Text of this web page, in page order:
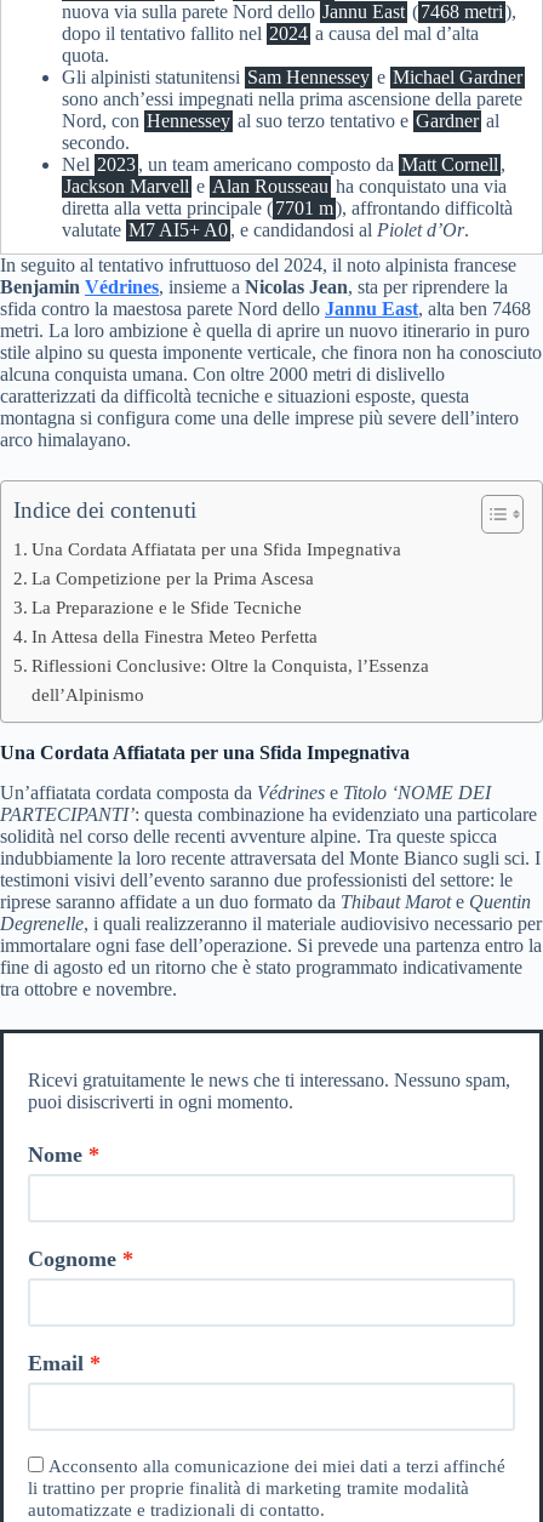
nuova via sulla parete Nord dello Jannu East (7468 metri),
dopo il tentativo fallito nel 2024 a causa del mal d’alta
quota.
Gli alpinisti statunitensi Sam Hennessey e Michael Gardner
sono anch’essi impegnati nella prima ascensione della parete
Nord, con Hennessey al suo terzo tentativo e Gardner al
secondo.
Nel 2023, un team americano composto da Matt Cornell ,
Jackson Marvell e Alan Rousseau ha conquistato una via
diretta alla vetta principale (7701 m), affrontando difficoltà
valutate M7 AI5+ A0, e candidandosi al Piolet d’Or.
In seguito al tentativo infruttuoso del 2024, il noto alpinista francese
Benjamin Védrines, insieme a Nicolas Jean, sta per riprendere la
sfida contro la maestosa parete Nord dello Jannu East, alta ben 7468
metri. La loro ambizione è quella di aprire un nuovo itinerario in puro
stile alpino su questa imponente verticale, che finora non ha conosciuto
alcuna conquista umana. Con oltre 2000 metri di dislivello
caratterizzati da difficoltà tecniche e situazioni esposte, questa
montagna si configura come una delle imprese più severe dell’intero
arco himalayano.
Indice dei contenuti
Una Cordata Affiatata per una Sfida Impegnativa
La Competizione per la Prima Ascesa
La Preparazione e le Sfide Tecniche
In Attesa della Finestra Meteo Perfetta
Riflessioni Conclusive: Oltre la Conquista, l’Essenza
dell’Alpinismo
Una Cordata Affiatata per una Sfida Impegnativa
Un’affiatata cordata composta da Védrines e Titolo ‘NOME DEI
PARTECIPANTI’: questa combinazione ha evidenziato una particolare
solidità nel corso delle recenti avventure alpine. Tra queste spicca
indubbiamente la loro recente attraversata del Monte Bianco sugli sci. I
testimoni visivi dell’evento saranno due professionisti del settore: le
riprese saranno affidate a un duo formato da Thibaut Marote Quentin
Degrenelle, i quali realizzeranno il materiale audiovisivo necessario per
immortalare ogni fase dell’operazione. Si prevede una partenza entro la
fine di agosto ed un ritorno che è stato programmato indicativamente
tra ottobre e novembre.
Ricevi gratuitamente le news che ti interessano. Nessuno spam,
puoi disiscriverti in ogni momento.
Nome
Cognome
Email
Acconsento alla comunicazione dei miei dati a terzi affinché
li trattino per proprie finalità di marketing tramite modalità
automatizzate e tradizionali di contatto.